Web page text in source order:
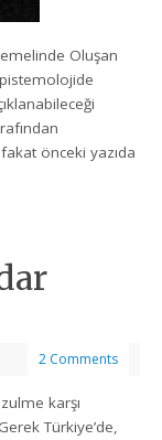
Oluşan
önceki yazıda
2 Comments
karşı
Türkiye’de,